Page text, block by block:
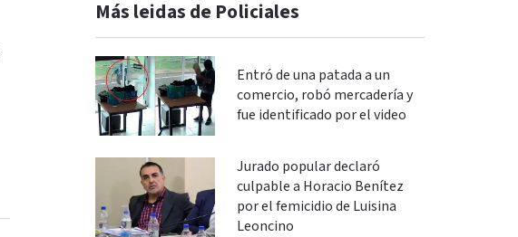
Más leidas de Policiales
Entró de una patada a un
comercio, robó mercadería y
fue identificado por el video
Jurado popular declaró
culpable a Horacio Benítez
por el femicidio de Luisina
Leoncino